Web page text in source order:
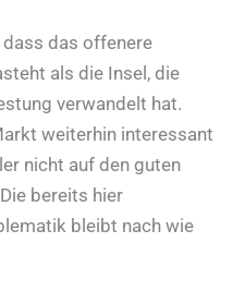
das offenere
als die Insel, die
verwandelt hat.
weiterhin interessant
nicht auf den guten
bereits hier
bleibt nach wie